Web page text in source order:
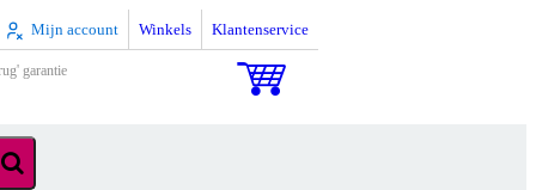
Mijn account Winkels Klantenservice
garantie